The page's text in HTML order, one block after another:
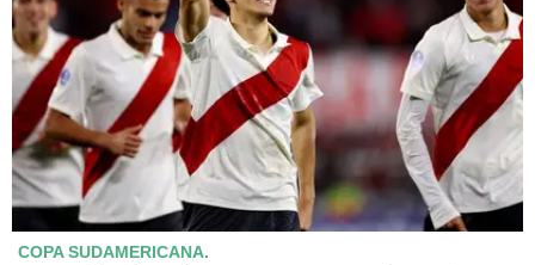
COPA SUDAMERICANA.